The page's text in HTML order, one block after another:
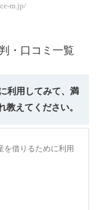
m.jp/
・口コミ一覧
利用してみて、満
教えてください。
を借りるために利用